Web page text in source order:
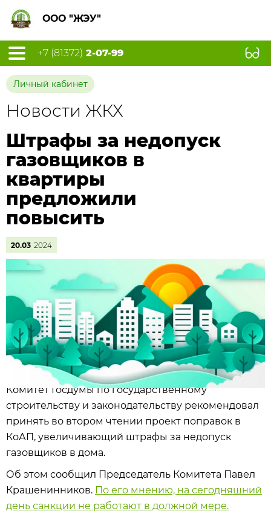
ООО "ЖЭУ"
+7 (81372) 2-07-99
Личный кабинет
Новости ЖКХ
Штрафы за недопуск
газовщиков в
квартиры
предложили
повысить
20.03 2024
Комитет Госдумы по государственному
строительству и законодательству рекомендовал
принять во втором чтении проект поправок в
КоАП, увеличивающий штрафы за недопуск
газовщиков в дома.
Об этом сообщил Председатель Комитета Павел
Крашенинников. По его мнению, на сегодняшний
день санкции не работают в должной мере.